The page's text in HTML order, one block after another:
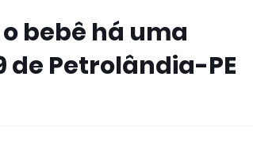
bebê há uma
de Petrolândia-PE